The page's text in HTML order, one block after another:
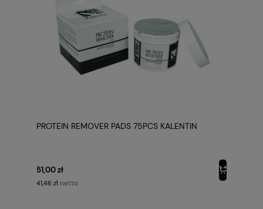
PROTEIN REMOVER PADS 75PCS KALENTIN
51,00 zł
41,46 zł netto